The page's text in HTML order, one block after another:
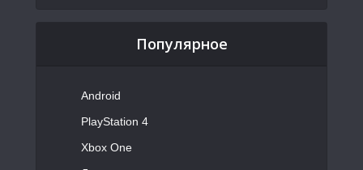
Популярное
Android
PlayStation 4
Xbox One